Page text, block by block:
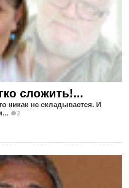
сложить!...
никак не складывается. И
2